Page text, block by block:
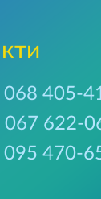
068 405-
067 622-
095 470-